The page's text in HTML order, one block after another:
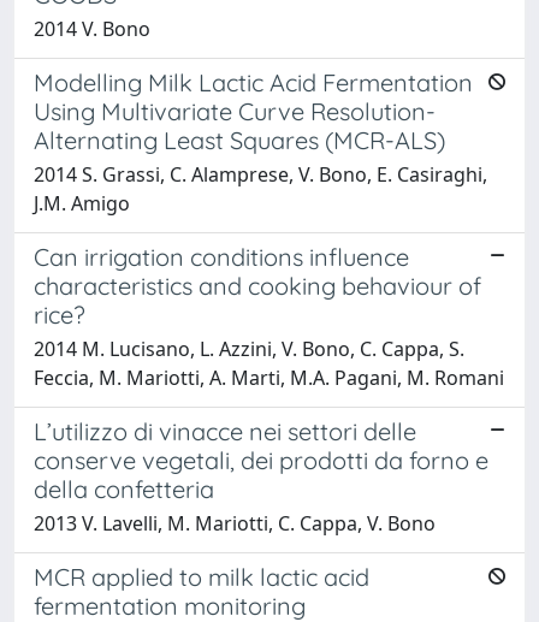
2014 V. Bono
Modelling Milk Lactic Acid Fermentation
Using Multivariate Curve Resolution-
Alternating Least Squares (MCR-ALS)
2014 S. Grassi, C. Alamprese, V. Bono, E. Casiraghi,
J.M. Amigo
Can irrigation conditions influence
characteristics and cooking behaviour of
rice?
2014 M. Lucisano, L. Azzini, V. Bono, C. Cappa, S.
Feccia, M. Mariotti, A. Marti, M.A. Pagani, M. Romani
L’utilizzo di vinacce nei settori delle
conserve vegetali, dei prodotti da forno e
della confetteria
2013 V. Lavelli, M. Mariotti, C. Cappa, V. Bono
MCR applied to milk lactic acid
fermentation monitoring